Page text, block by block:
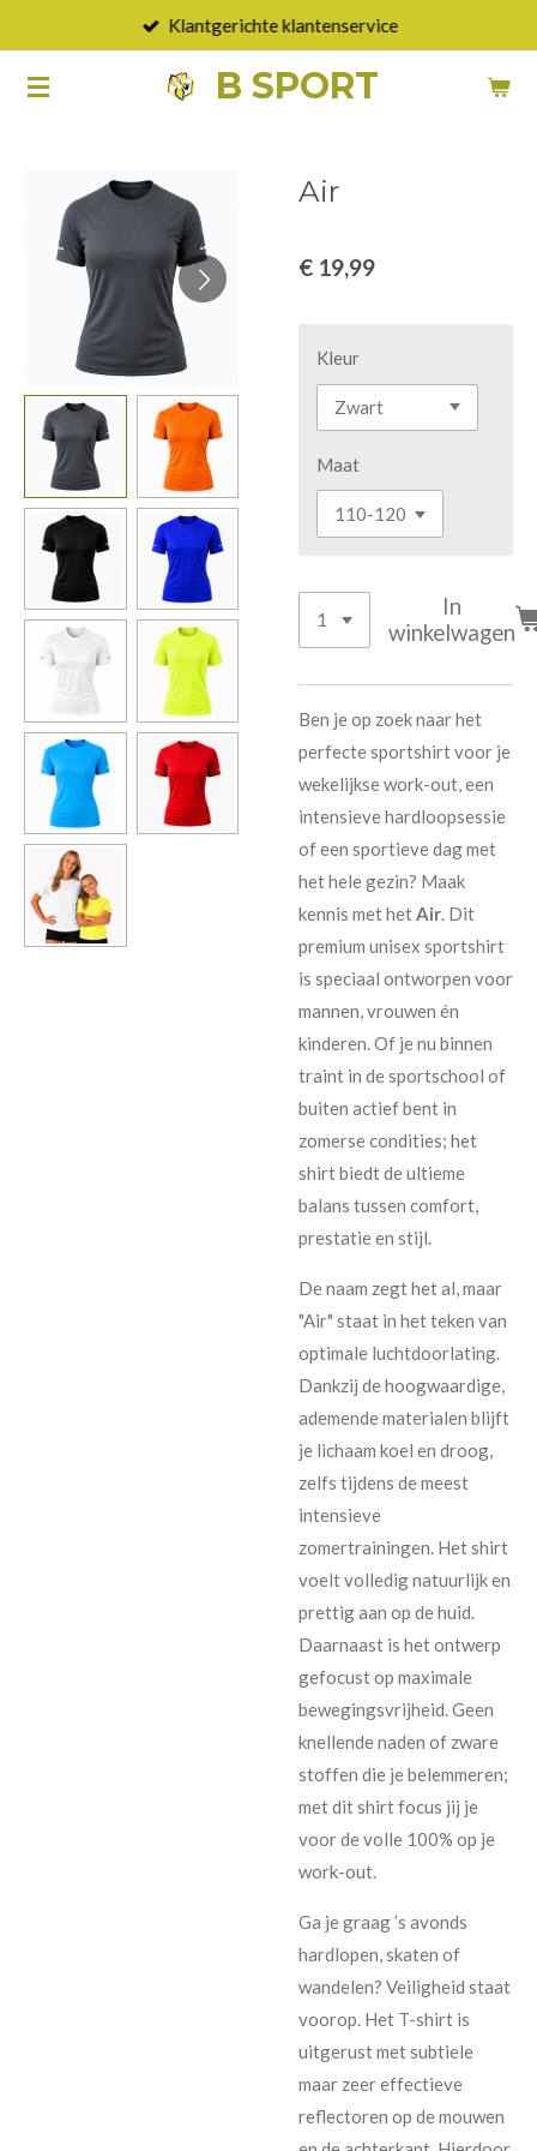
naar
B SPORT
Klantgerichte klantenservice
Air
€ 19,99
Kleur
Maat
In
winkelwagen
Ben je op zoek naar het
perfecte sportshirt voor je
wekelijkse work-out, een
intensieve hardloopsessie
of een sportieve dag met
het hele gezin? Maak
kennis met hetAir. Dit
premium unisex sportshirt
is speciaal ontworpen voor
mannen, vrouwen én
kinderen. Of je nu binnen
traint in de sportschool of
buiten actief bent in
zomerse condities; het
shirt biedt de ultieme
balans tussen comfort,
prestatie en stijl.
De naam zegt het al, maar
"Air" staat in het teken van
optimale luchtdoorlating.
Dankzij de hoogwaardige,
ademende materialen blijft
je lichaam koel en droog,
zelfs tijdens de meest
intensieve
zomertrainingen. Het shirt
voelt volledig natuurlijk en
prettig aan op de huid.
Daarnaast is het ontwerp
gefocust op maximale
bewegingsvrijheid. Geen
knellende naden of zware
stoffen die je belemmeren;
met dit shirt focus jij je
voor de volle 100% op je
work-out.
Ga je graag ’s avonds
hardlopen, skaten of
wandelen? Veiligheid staat
voorop. Het T-shirt is
uitgerust met subtiele
maar zeer effectieve
reflectoren op de mouwen